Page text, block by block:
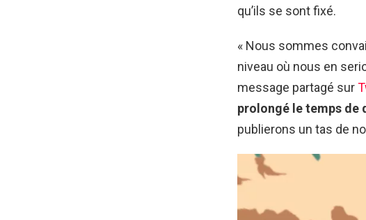
qu’ils se sont fixé.
« Nous sommes
niveau où nous en
message partagé sur
prolongé le temps de
publierons un tas de